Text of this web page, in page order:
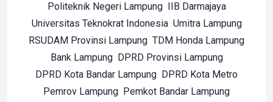
Politeknik Negeri Lampung IIB Darmajaya
Universitas Teknokrat Indonesia Umitra Lampung
RSUDAM Provinsi Lampung TDM Honda Lampung
Bank Lampung DPRD Provinsi Lampung
DPRD Kota Bandar Lampung DPRD Kota Metro
Pemrov Lampung Pemkot Bandar Lampung